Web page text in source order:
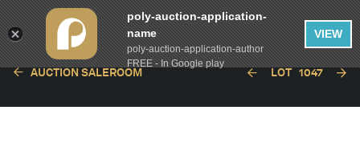
AUCTION SALEROOM LOT 1047
poly-auction-application-
name
poly-auction-application-author
FREE - In Google play
VIEW